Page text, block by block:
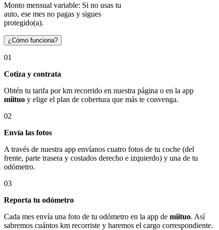
Monto mensual variable: Si no usas tu
auto, ese mes no pagas y sigues
protegido(a).
¿Cómo funciona?
01
Cotiza y contrata
Obtén tu tarifa por km recorrido en nuestra página o en la app
miituo y elige el plan de cobertura que más te convenga.
02
Envía las fotos
A través de nuestra app envíanos cuatro fotos de tu coche (del
frente, parte trasera y costados derecho e izquierdo) y una de tu
odómetro.
03
Reporta tu odómetro
Cada mes envía una foto de tu odómetro en la app de miituo. Así
sabremos cuántos km recorriste y haremos el cargo correspondiente.